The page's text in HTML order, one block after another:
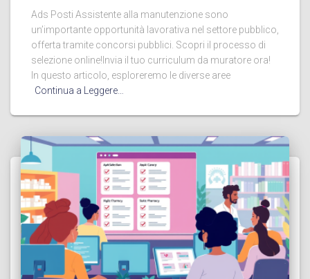
Ads Posti Assistente alla manutenzione sono
un’importante opportunità lavorativa nel settore pubblico,
offerta tramite concorsi pubblici. Scopri il processo di
selezione online!Invia il tuo curriculum da muratore ora!
In questo articolo, esploreremo le diverse aree
Continua a Leggere…